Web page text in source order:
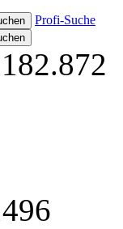
Profi-Suche
182.872